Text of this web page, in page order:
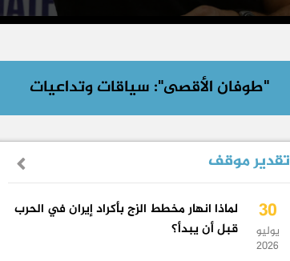
"طوفان الأقصى": سياقات وتداعيات
تقدير موقف
30
يوليو
2026
لماذا انهار مخطط الزج بأكراد إيران في الحرب
قبل أن يبدأ؟